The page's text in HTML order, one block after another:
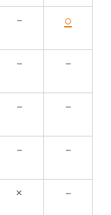
－ ○
－ －
－ －
－ －
× －